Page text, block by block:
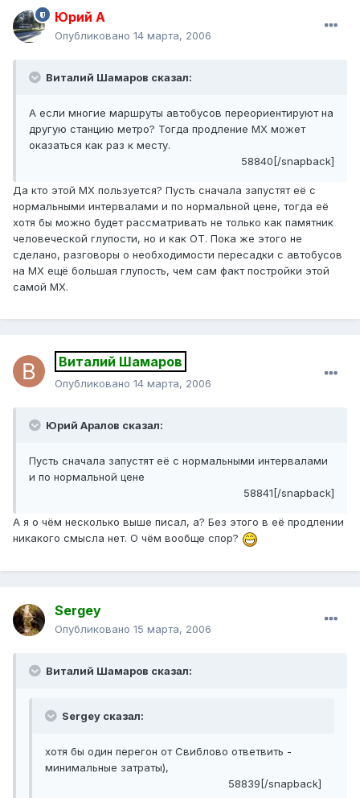
Юрий А
Опубликовано 14 марта, 2006
Виталий Шамаров сказал:
А если многие маршруты автобусов переориентируют на
другую станцию метро? Тогда продление МХ может
оказаться как раз к месту.
58840[/snapback]
Да кто этой МХ пользуется? Пусть сначала запустят её с
нормальными интервалами и по нормальной цене, тогда её
хотя бы можно будет рассматривать не только как памятник
человеческой глупости, но и как ОТ. Пока же этого не
сделано, разговоры о необходимости пересадки с автобусов
на МХ ещё большая глупость, чем сам факт постройки этой
самой МХ.
Виталий Шамаров
Опубликовано 14 марта, 2006
Юрий Аралов сказал:
Пусть сначала запустят её с нормальными интервалами
и по нормальной цене
58841[/snapback]
А я о чём несколько выше писал, а? Без этого в её продлении
никакого смысла нет. О чём вообще спор?
Sergey
Опубликовано 15 марта, 2006
Виталий Шамаров сказал:
Sergey сказал:
хотя бы один перегон от Свиблово ответвить -
минимальные затраты),
58839[/snapback]